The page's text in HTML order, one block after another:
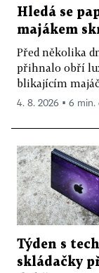
Hledá se
majákem
Před několika
přihnalo obří
blikajícím
4. 8. 2026 ▪ 6 min.
Týden s
skládačky